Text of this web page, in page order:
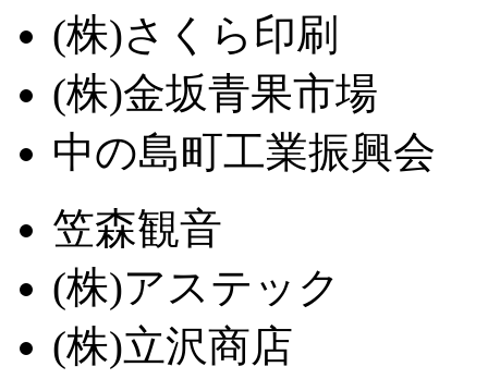
(株)さくら印刷
(株)金坂青果市場
中の島町工業振興会
笠森観音
(株)アステック
(株)立沢商店